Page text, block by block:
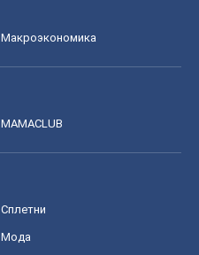
Mакроэкономика
MAMACLUB
Сплетни
Мода